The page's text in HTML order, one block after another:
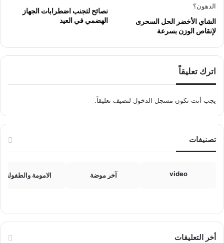
الشاي الأخضر الحل السحرى
لإنقاص الوزن بسرعة
نصائح لتجنب اضطرابات الجهاز
الهضمي في العيد
اترك تعليقاً
يجب أنت تكون مسجل الدخول لتضيف تعليقاً.
تصنيفات
video آخر موضة الامومة والطفولة
أخر التعليقات